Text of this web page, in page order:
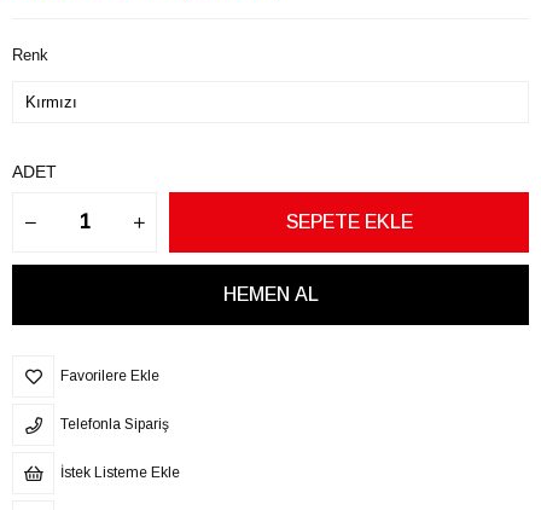
Renk
ADET
Favorilere Ekle
Telefonla Sipariş
İstek Listeme Ekle